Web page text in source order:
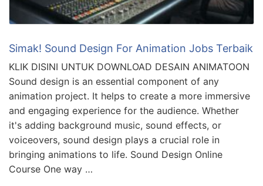
Simak! Sound Design For Animation Jobs Terbaik
KLIK DISINI UNTUK DOWNLOAD DESAIN ANIMATOON
Sound design is an essential component of any
animation project. It helps to create a more immersive
and engaging experience for the audience. Whether
it's adding background music, sound effects, or
voiceovers, sound design plays a crucial role in
bringing animations to life. Sound Design Online
Course One way …